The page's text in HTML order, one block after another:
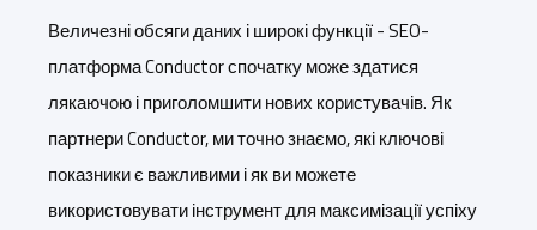
Величезні обсяги даних і широкі функції - SEO-
платформа Conductor спочатку може здатися
лякаючою і приголомшити нових користувачів. Як
партнери Conductor, ми точно знаємо, які ключові
показники є важливими і як ви можете
використовувати інструмент для максимізації успіху